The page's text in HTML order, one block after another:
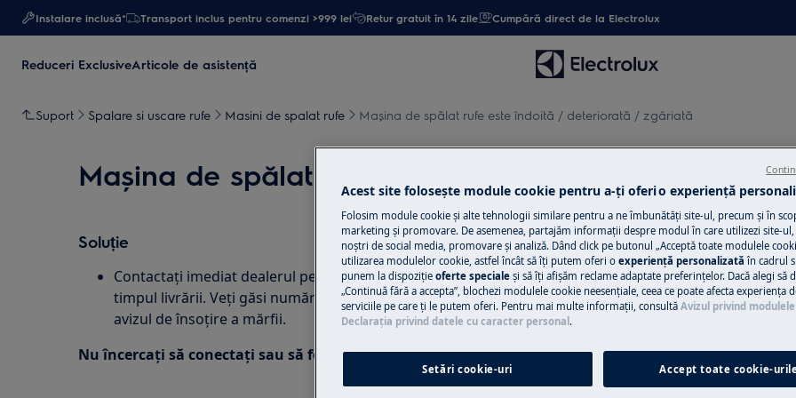
Instalare inclusă* Transport inclus pentru comenzi >999 lei Retur gratuit în 14 zile Cumpără direct de la Electrolux
Reduceri ExclusiveArticole de asistență
Suport Spalare si uscare rufe Masini de spalat rufe Mașina de spălat rufe este îndoită / deteriorată / zgâriată
Mașina de spălat rufe este îndoită / deteriorată /
Soluție
Contactați imediat dealerul pentru a-l anunța că aparatul a fost deteriorat în
timpul livrării. Veți găsi numărul de telefon al dealerului pe factură sau pe
avizul de însoțire a mărfii.
Nu încercați să conectați sau să folosiți aparatul.
Solicită
Ai o problemă cu
nu o poţi rezolva
ul Electrolux și
Programează
Acest site folosește module cookie pentru a-ţi oferi o experienţă
Folosim module cookie și alte tehnologii similare pentru a ne îmbunătăţi site-ul, precum și în
marketing și promovare. De asemenea, partajăm informaţii despre modul în care utilizezi site-
noștri de social media, promovare și analiză. Dând click pe butonul „Acceptă toate modulele
utilizarea modulelor cookie, astfel încât să îţi putem oferi o experienţă personalizată în cadrul
punem la dispoziţie oferte speciale și să îţi afișăm reclame adaptate preferinţelor. Dacă alegi să
„Continuă fără a accepta”, blochezi modulele cookie neesenţiale, ceea ce poate afecta experienţa
serviciile pe care ţi le putem oferi. Pentru mai multe informaţii, consultă Avizul privind
Declaraţia privind datele cu caracter personal.
Setări cookie-uri Accept toate cookie-